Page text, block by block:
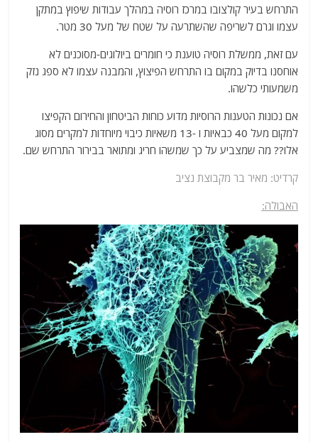
התרחש בעיר קולצובו במרכז רוסיה במהלך עבודות שיפוץ במתקן
עצמו וגרם לשריפה שהשתרעה על שטח של מעל 30 מטר.
עם זאת, ממשלת רוסיה טוענת כי חומרים ביולוגים-מסוכנים לא
אוחסנו בדיוק במקום בו התרחש הפיצוץ, והמבנה עצמו לא ספג נזק
משמעותי כלשהו.
אם נכונות הטענות הרוסיות מדוע כוחות הביטחון והחירום הקפיצו
למקום מעל 40 כבאיות ו -13 משאיות כיבוי מיוחדות למקרים מסוג
אלו?? מה שמצביע על כך שמשהו חריג ומתואר בבירור התרחש שם.
קרדיט: מאיר בר מקבוצת נציב
האבולה: